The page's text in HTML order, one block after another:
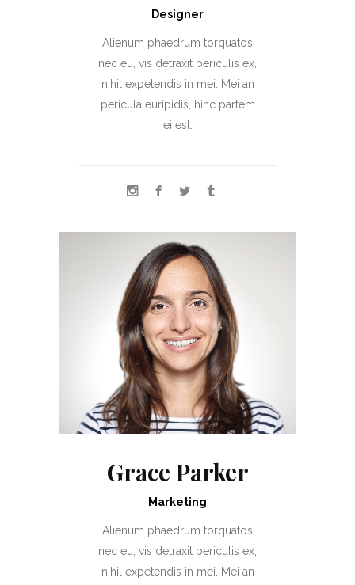
Designer
Alienum phaedrum torquatos
nec eu, vis detraxit periculis ex,
nihil expetendis in mei. Mei an
pericula euripidis, hinc partem
ei est.
Grace Parker
Marketing
Alienum phaedrum torquatos
nec eu, vis detraxit periculis ex,
nihil expetendis in mei. Mei an